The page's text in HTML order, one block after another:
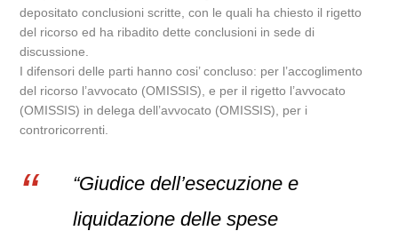
depositato conclusioni scritte, con le quali ha chiesto il rigetto
del ricorso ed ha ribadito dette conclusioni in sede di
discussione.
I difensori delle parti hanno cosi’ concluso: per l’accoglimento
del ricorso l’avvocato (OMISSIS), e per il rigetto l’avvocato
(OMISSIS) in delega dell’avvocato (OMISSIS), per i
controricorrenti.
“Giudice dell’esecuzione e
liquidazione delle spese